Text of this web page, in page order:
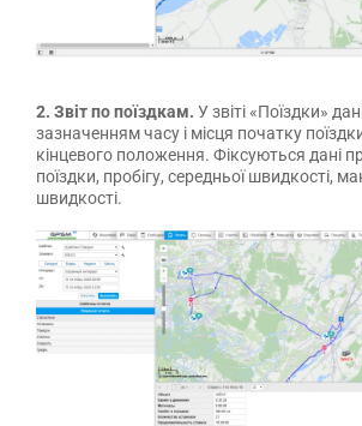
2. Звіт по поїздкам. У звіті «Поїздки»
зазначенням часу і місця початку
кінцевого положення. Фіксуються дані
поїздки, пробігу, середньої швидкості,
швидкості.